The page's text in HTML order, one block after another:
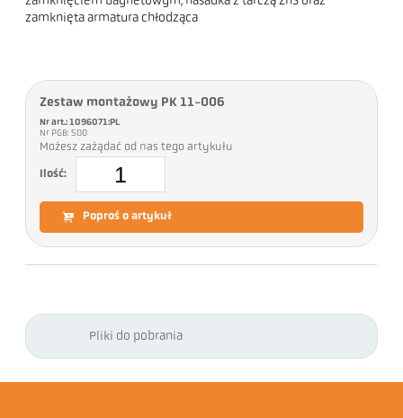
zamknięta armatura chłodząca
Zestaw montażowy PK 11-006
Nr art.: 1096071:PL
Nr PGB: 500
Możesz zażądać od nas tego artykułu
Ilość:
Poproś o artykuł
Pliki do pobrania